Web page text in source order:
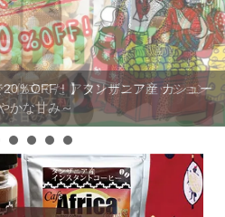
仕立てた アフリカンファッション
％OFF！】タンザニア産 カシュー
かな甘み～